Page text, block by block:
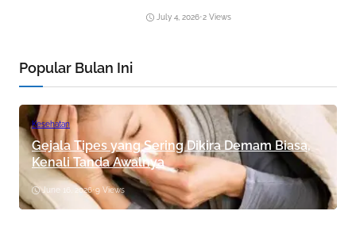
July 4, 2026•2 Views
Popular Bulan Ini
Kesehatan
Gejala Tipes yang Sering Dikira Demam Biasa,
Kenali Tanda Awalnya
June 16, 2026•9 Views